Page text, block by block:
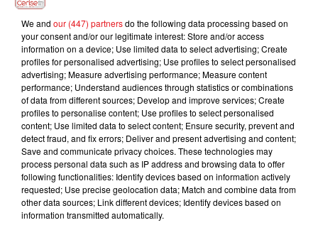
RIHANNA
Diamonds
SOUND OF LEGEND
San Francisco
AKON
Right Now
L'HOROSCOPE
We and our (447) partnersdo the following data processing based on
your consent and/or our legitimate interest: Store and/or access
information on a device; Use limited data to select advertising; Create
profiles for personalised advertising; Use profiles to select personalised
advertising; Measure advertising performance; Measure content
performance; Understand audiences through statistics or combinations
of data from different sources; Develop and improve services; Create
profiles to personalise content; Use profiles to select personalised
content; Use limited data to select content; Ensure security, prevent and
detect fraud, and fix errors; Deliver and present advertising and content;
Save and communicate privacy choices. These technologies may
process personal data such as IP address and browsing data to offer
following functionalities: Identify devices based on information actively
requested; Use precise geolocation data; Match and combine data from
other data sources; Link different devices; Identify devices based on
information transmitted automatically.